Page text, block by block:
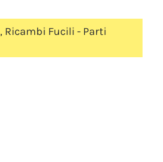
, Ricambi Fucili - Parti